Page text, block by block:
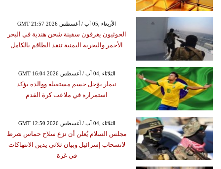
GMT 21:57 2026 الأربعاء ,05 آب / أغسطس
الحوثيون يغرقون سفينة شحن هندية في البحر
الأحمر والبحرية اليمنية تنقذ الطاقم بالكامل
GMT 16:04 2026 الثلاثاء ,04 آب / أغسطس
نيمار يؤجل حسم مستقبله ووالده يؤكد
استمراره في ملاعب كرة القدم
GMT 12:50 2026 الثلاثاء ,04 آب / أغسطس
مجلس السلام يُعلن أن نزع سلاح حماس شرط
لانسحاب إسرائيل وبيان ثلاثي يدين الانتهاكات
في غزة